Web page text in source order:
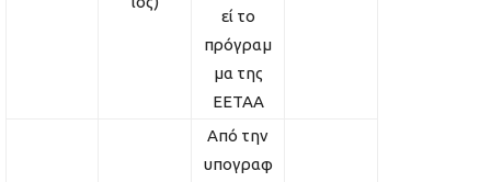
εί το
πρόγραμ
μα της
ΕΕΤΑΑ
Από την
υπογραφ